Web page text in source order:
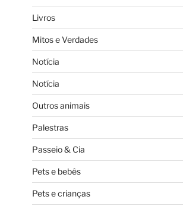
Livros
Mitos e Verdades
Notícia
Notícia
Outros animais
Palestras
Passeio & Cia
Pets e bebês
Pets e crianças